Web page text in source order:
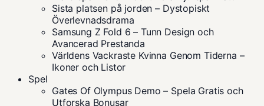
Sista platsen på jorden – Dystopiskt
Överlevnadsdrama
Samsung Z Fold 6 – Tunn Design och
Avancerad Prestanda
Världens Vackraste Kvinna Genom Tiderna –
Ikoner och Listor
Spel
Gates Of Olympus Demo – Spela Gratis och
Utforska Bonusar